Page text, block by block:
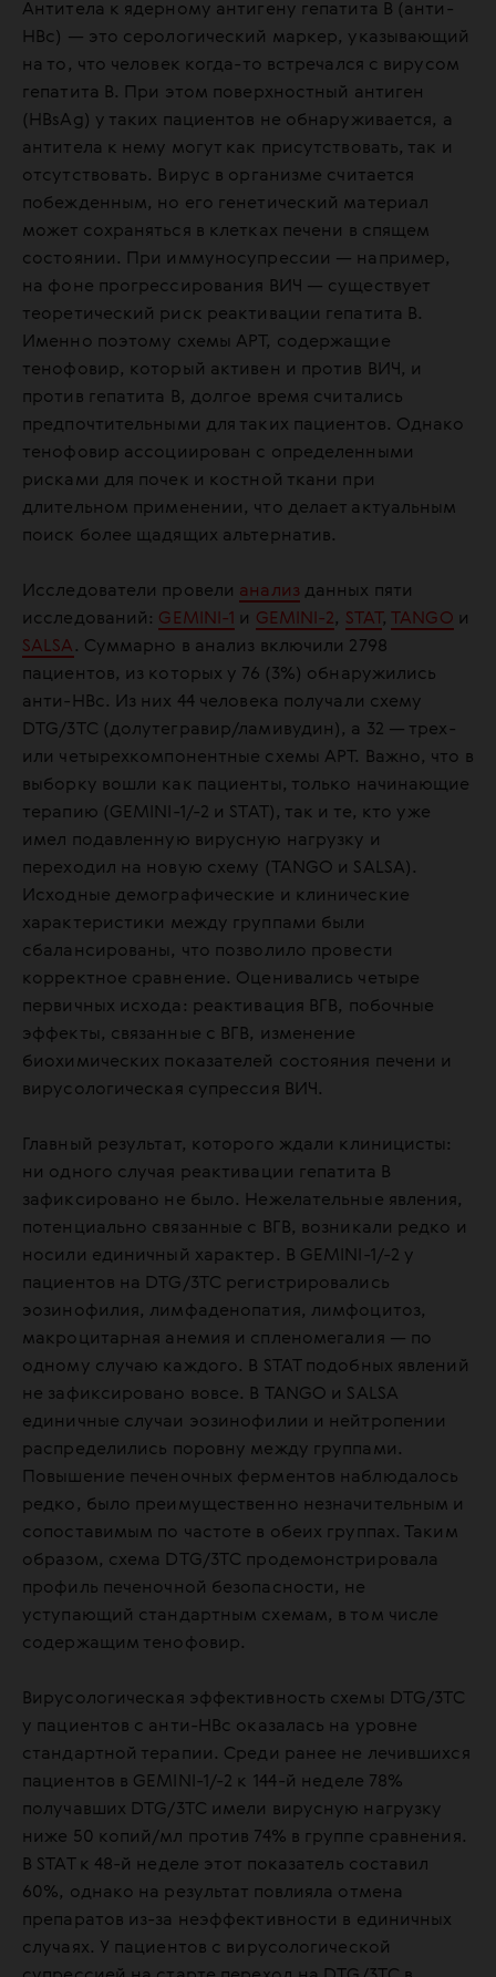
Антитела к ядерному антигену гепатита В (анти-
HBc) — это серологический маркер, указывающий
на то, что человек когда-то встречался с вирусом
гепатита В. При этом поверхностный антиген
(HBsAg) у таких пациентов не обнаруживается, а
антитела к нему могут как присутствовать, так и
отсутствовать. Вирус в организме считается
побежденным, но его генетический материал
может сохраняться в клетках печени в спящем
состоянии. При иммуносупрессии — например,
на фоне прогрессирования ВИЧ — существует
теоретический риск реактивации гепатита В.
Именно поэтому схемы АРТ, содержащие
тенофовир, который активен и против ВИЧ, и
против гепатита В, долгое время считались
предпочтительными для таких пациентов. Однако
тенофовир ассоциирован с определенными
рисками для почек и костной ткани при
длительном применении, что делает актуальным
поиск более щадящих альтернатив.
Исследователи провели анализ данных пяти
исследований: GEMINI-1 и GEMINI-2, STAT , TANGO и
SALSA . Суммарно в анализ включили 2798
пациентов, из которых у 76 (3%) обнаружились
анти-HBc. Из них 44 человека получали схему
DTG/3TC (долутегравир/ламивудин), а 32 — трех-
или четырехкомпонентные схемы АРТ. Важно, что в
выборку вошли как пациенты, только начинающие
терапию (GEMINI-1/-2 и STAT), так и те, кто уже
имел подавленную вирусную нагрузку и
переходил на новую схему (TANGO и SALSA).
Исходные демографические и клинические
характеристики между группами были
сбалансированы, что позволило провести
корректное сравнение. Оценивались четыре
первичных исхода: реактивация ВГВ, побочные
эффекты, связанные с ВГВ, изменение
биохимических показателей состояния печени и
вирусологическая супрессия ВИЧ.
Главный результат, которого ждали клиницисты:
ни одного случая реактивации гепатита В
зафиксировано не было. Нежелательные явления,
потенциально связанные с ВГВ, возникали редко и
носили единичный характер. В GEMINI-1/-2 у
пациентов на DTG/3TC регистрировались
эозинофилия, лимфаденопатия, лимфоцитоз,
макроцитарная анемия и спленомегалия — по
одному случаю каждого. В STAT подобных явлений
не зафиксировано вовсе. В TANGO и SALSA
единичные случаи эозинофилии и нейтропении
распределились поровну между группами.
Повышение печеночных ферментов наблюдалось
редко, было преимущественно незначительным и
сопоставимым по частоте в обеих группах. Таким
образом, схема DTG/3TC продемонстрировала
профиль печеночной безопасности, не
уступающий стандартным схемам, в том числе
содержащим тенофовир.
Вирусологическая эффективность схемы DTG/3TC
у пациентов с анти-HBc оказалась на уровне
стандартной терапии. Среди ранее не лечившихся
пациентов в GEMINI-1/-2 к 144-й неделе 78%
получавших DTG/3TC имели вирусную нагрузку
ниже 50 копий/мл против 74% в группе сравнения.
В STAT к 48-й неделе этот показатель составил
60%, однако на результат повлияла отмена
препаратов из-за неэффективности в единичных
случаях. У пациентов с вирусологической